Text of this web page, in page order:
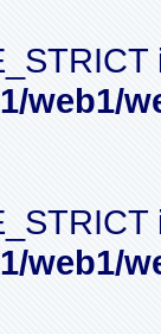
web1/
web1/